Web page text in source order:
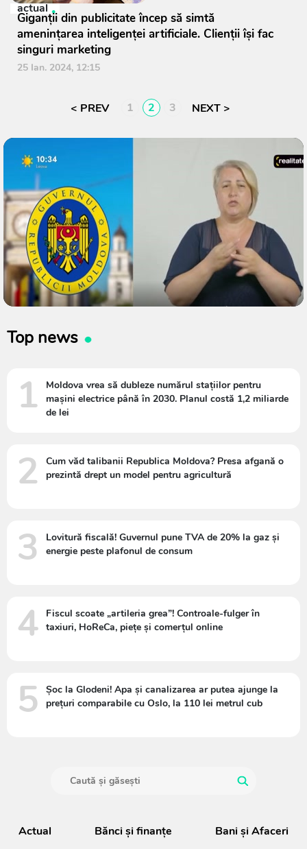
actual
Giganţii din publicitate încep să simtă
ameninţarea inteligenţei artificiale. Clienţii își fac
singuri marketing
25 Ian. 2024, 12:15
1 2 3
Top news
1
Moldova vrea să dubleze numărul stațiilor pentru
mașini electrice până în 2030. Planul costă 1,2 miliarde
de lei
2
Cum văd talibanii Republica Moldova? Presa afgană o
prezintă drept un model pentru agricultură
3
Lovitură fiscală! Guvernul pune TVA de 20% la gaz și
energie peste plafonul de consum
4
Fiscul scoate „artileria grea”! Controale-fulger în
taxiuri, HoReCa, piețe și comerțul online
5
Șoc la Glodeni! Apa și canalizarea ar putea ajunge la
prețuri comparabile cu Oslo, la 110 lei metrul cub
Actual Bănci şi finanţe Bani și Afaceri